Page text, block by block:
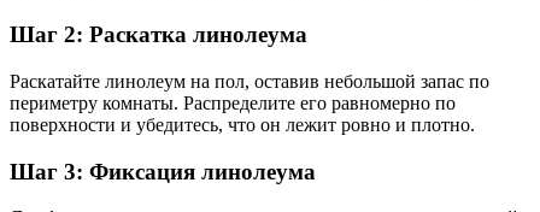
Шаг 2: Раскатка линолеума
Раскатайте линолеум на пол, оставив небольшой запас по
периметру комнаты. Распределите его равномерно по
поверхности и убедитесь, что он лежит ровно и плотно.
Шаг 3: Фиксация линолеума